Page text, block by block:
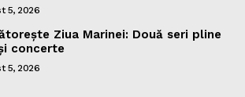
5, 2026
Ziua Marinei: Două seri pline
concerte
5, 2026